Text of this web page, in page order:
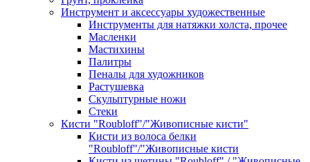
Инструмент и аксессуары художественные
Инструменты для натяжки холста, прочее
Масленки
Мастихины
Палитры
Пеналы для художников
Растушевка
Скульптурные ножи
Стеки
Кисти "Roubloff"/"Живописные кисти"
Кисти из волоса белки
"Roubloff"/"Живописные кисти